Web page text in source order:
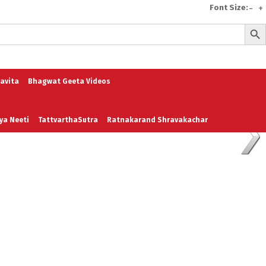
Search
Bhagwat Geeta Videos
Neeti TattvarthaSutra Ratnakarand Shravakachar
Font Size:- +